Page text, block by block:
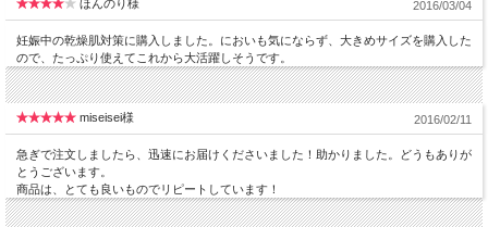
ほんのり様 2016/03/04
妊娠中の乾燥肌対策に購入しました。においも気にならず、大きめサイズを購入した
ので、たっぷり使えてこれから大活躍しそうです。
miseisei様 2016/02/11
急ぎで注文しましたら、迅速にお届けくださいました！助かりました。どうもありが
とうございます。
商品は、とても良いものでリピートしています！